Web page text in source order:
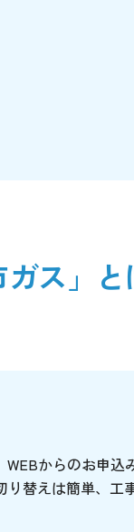
ガス」
WEBからのお申込
り替えは簡単、工